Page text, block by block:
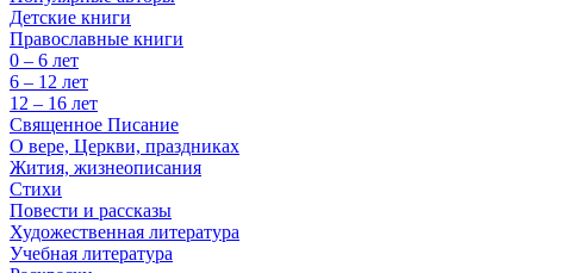
Детские книги
Православные книги
0 – 6 лет
6 – 12 лет
12 – 16 лет
Священное Писание
О вере, Церкви, праздниках
Жития, жизнеописания
Стихи
Повести и рассказы
Художественная литература
Учебная литература